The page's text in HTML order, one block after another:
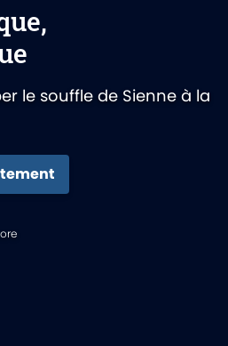
le souffle de Sienne à la